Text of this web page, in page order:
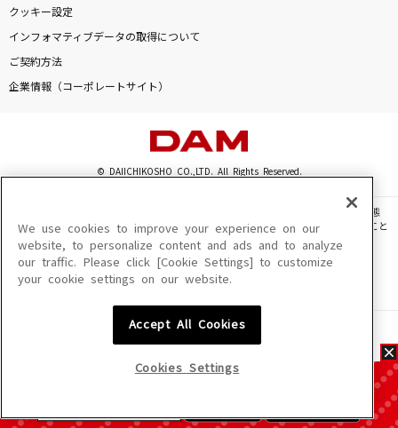
クッキー設定
インフォマティブデータの取得について
ご契約方法
企業情報（コーポレートサイト）
© DAIICHIKOSHO CO.,LTD. All Rights Reserved.
このサイトに掲載されている一切の文章・画像・写真・動画・音声等を、手段や形態
を問わず、著作権法の定める範囲を超えて無断で複製、転載、ファイル化などすること
を禁じます。
楽曲及びコンテンツは、機種によりご利用いただけない場合があります。
楽曲及びコンテンツの配信日、配信内容が変更になる場合があります。
We use cookies to improve your experience on our
website, to personalize content and ads and to analyze
our traffic. Please click [Cookie Settings] to customize
your cookie settings on our website.
Accept All Cookies
Cookies Settings